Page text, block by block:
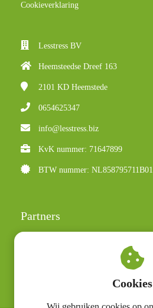
Cookieverklaring
Lesstress BV
Heemsteedse Dreef 163
2101 KD Heemstede
0654625347
info@lesstress.biz
KvK nummer: 71647899
BTW nummer: NL858795711B01
Partners
Cookies